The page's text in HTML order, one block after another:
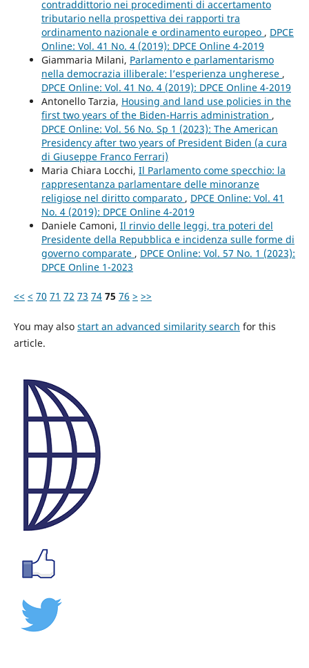
contraddittorio nei procedimenti di accertamento
tributario nella prospettiva dei rapporti tra
ordinamento nazionale e ordinamento europeo , DPCE
Online: Vol. 41 No. 4 (2019): DPCE Online 4-2019
Giammaria Milani, Parlamento e parlamentarismo
nella democrazia illiberale: l’esperienza ungherese ,
DPCE Online: Vol. 41 No. 4 (2019): DPCE Online 4-2019
Antonello Tarzia, Housing and land use policies in the
first two years of the Biden-Harris administration ,
DPCE Online: Vol. 56 No. Sp 1 (2023): The American
Presidency after two years of President Biden (a cura
di Giuseppe Franco Ferrari)
Maria Chiara Locchi, Il Parlamento come specchio: la
rappresentanza parlamentare delle minoranze
religiose nel diritto comparato , DPCE Online: Vol. 41
No. 4 (2019): DPCE Online 4-2019
Daniele Camoni, Il rinvio delle leggi, tra poteri del
Presidente della Repubblica e incidenza sulle forme di
governo comparate , DPCE Online: Vol. 57 No. 1 (2023):
DPCE Online 1-2023
<< < 70 71 72 73 74 75 76 > >>
You may also start an advanced similarity search for this
article.